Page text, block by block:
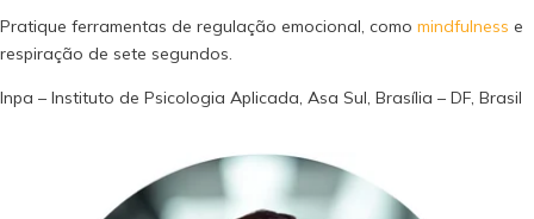
Pratique ferramentas de regulação emocional, como mindfulness e
respiração de sete segundos.
Inpa – Instituto de Psicologia Aplicada, Asa Sul, Brasília – DF, Brasil